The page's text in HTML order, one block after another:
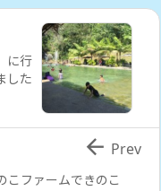
に行
した
こファームできのこ
 Prev